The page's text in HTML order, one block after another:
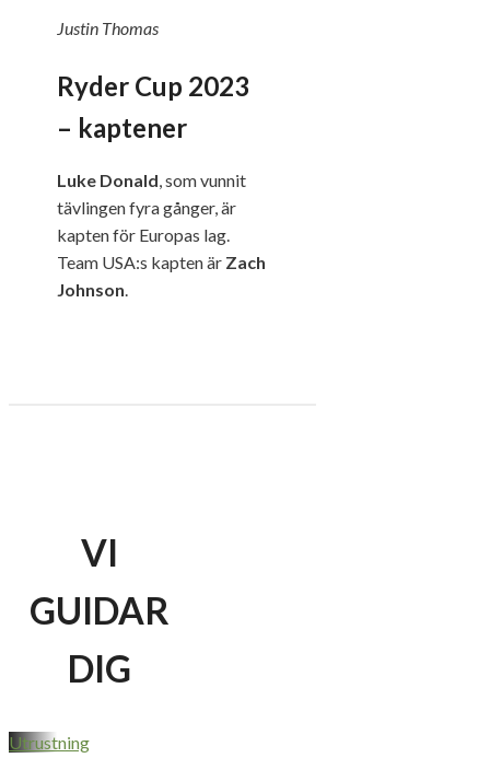
Justin Thomas
Ryder Cup 2023
– kaptener
Luke Donald, som vunnit
tävlingen fyra gånger, är
kapten för Europas lag.
Team USA:s kapten är Zach
Johnson.
VI
GUIDAR
DIG
Utrustning